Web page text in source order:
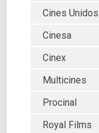
Cines Unidos
Cinesa
Cinex
Multicines
Procinal
Royal Films